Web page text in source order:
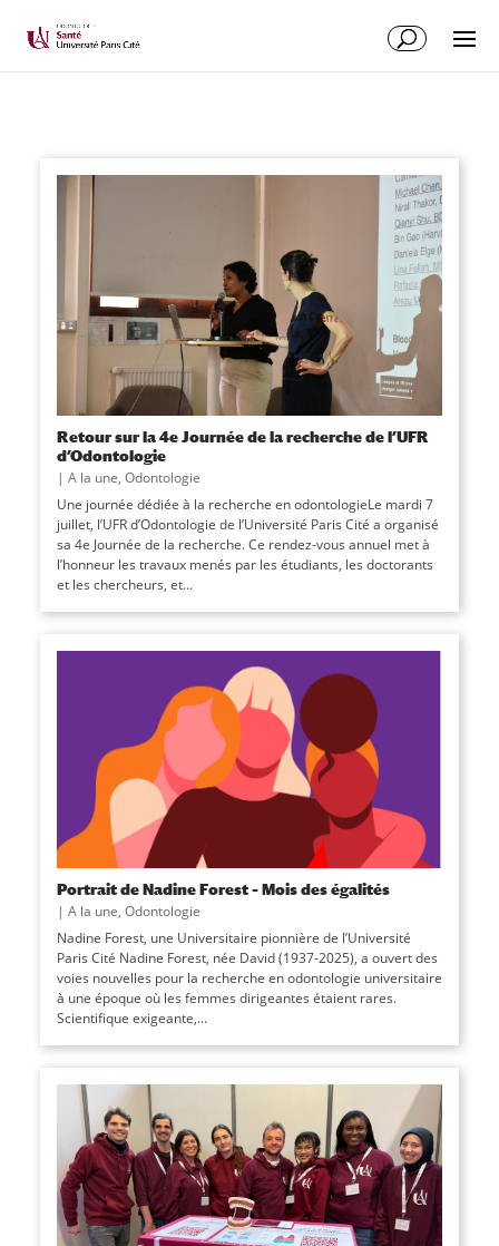
Retour sur la 4e Journée de la recherche de l’UFR
d’Odontologie
| A la une, Odontologie
Une journée dédiée à la recherche en odontologieLe mardi 7
juillet, l’UFR d’Odontologie de l’Université Paris Cité a organisé
sa 4e Journée de la recherche. Ce rendez-vous annuel met à
l’honneur les travaux menés par les étudiants, les doctorants
et les chercheurs, et...
Portrait de Nadine Forest – Mois des égalités
| A la une, Odontologie
Nadine Forest, une Universitaire pionnière de l’Université
Paris Cité Nadine Forest, née David (1937-2025), a ouvert des
voies nouvelles pour la recherche en odontologie universitaire
à une époque où les femmes dirigeantes étaient rares.
Scientifique exigeante,...